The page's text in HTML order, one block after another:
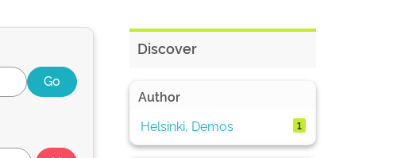
Discover
Author
Helsinki, Demos
1